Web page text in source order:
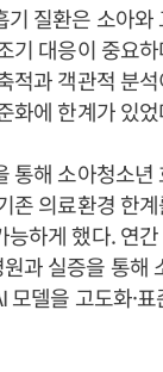
기 질환은 소아와
기 대응이 중요
적과 객관적 분
화에 한계가 있
통해 소아청소년
존 의료환경 한
능하게 했다. 연
과 실증을 통해
모델을 고도화·